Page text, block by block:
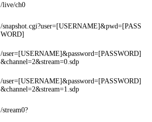
/live/ch0
/snapshot.cgi?user=[USERNAME]&pwd=[PASS
WORD]
/user=[USERNAME]&password=[PASSWORD]
&channel=2&stream=0.sdp
/user=[USERNAME]&password=[PASSWORD]
&channel=2&stream=1.sdp
/stream0?